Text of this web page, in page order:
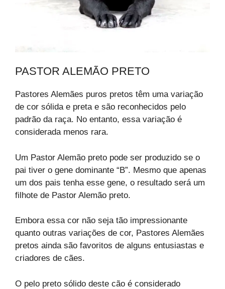
PASTOR ALEMÃO PRETO
Pastores Alemães puros pretos têm uma variação
de cor sólida e preta e são reconhecidos pelo
padrão da raça. No entanto, essa variação é
considerada menos rara.
Um Pastor Alemão preto pode ser produzido se o
pai tiver o gene dominante “B”. Mesmo que apenas
um dos pais tenha esse gene, o resultado será um
filhote de Pastor Alemão preto.
Embora essa cor não seja tão impressionante
quanto outras variações de cor, Pastores Alemães
pretos ainda são favoritos de alguns entusiastas e
criadores de cães.
O pelo preto sólido deste cão é considerado